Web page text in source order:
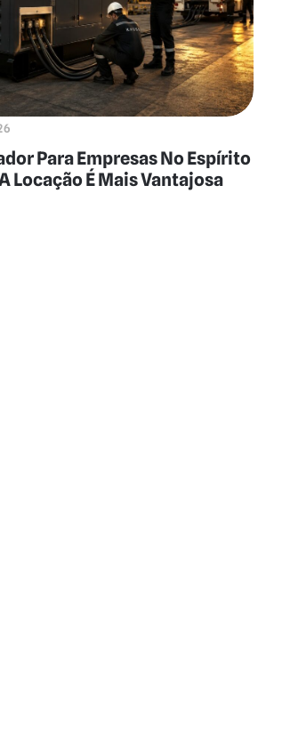
Para Empresas No Espírito
Locação É Mais Vantajosa